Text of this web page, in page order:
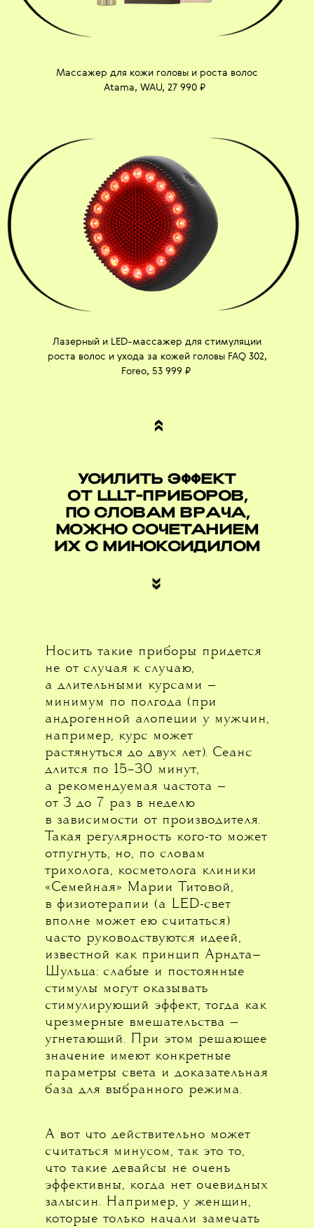
Массажер для кожи головы и роста волос
Atama, WAU, 27 990 ₽
Лазерный и LED-массажер для стимуляции
роста волос и ухода за кожей головы FAQ 302,
Foreo, 53 999 ₽
«
УСИЛИТЬ ЭФФЕКТ
ОТ LLLT-ПРИБОРОВ,
ПО СЛОВАМ ВРАЧА,
МОЖНО СОЧЕТАНИЕМ
ИХ С МИНОКСИДИЛОМ
«
Носить такие приборы придется
не от случая к случаю,
а длительными курсами —
минимум по полгода (при
андрогенной алопеции у мужчин,
например, курс может
растянуться до двух лет). Сеанс
длится по 15–30 минут,
а рекомендуемая частота —
от 3 до 7 раз в неделю
в зависимости от производителя.
Такая регулярность кого-то может
отпугнуть, но, по словам
трихолога, косметолога клиники
«Семейная» Марии Титовой,
в физиотерапии (а LED-свет
вполне может ею считаться)
часто руководствуются идеей,
известной как принцип Арндта—
Шульца: слабые и постоянные
стимулы могут оказывать
стимулирующий эффект, тогда как
чрезмерные вмешательства —
угнетающий. При этом решающее
значение имеют конкретные
параметры света и доказательная
база для выбранного режима.
А вот что действительно может
считаться минусом, так это то,
что такие девайсы не очень
эффективны, когда нет очевидных
залысин. Например, у женщин,
которые только начали замечать